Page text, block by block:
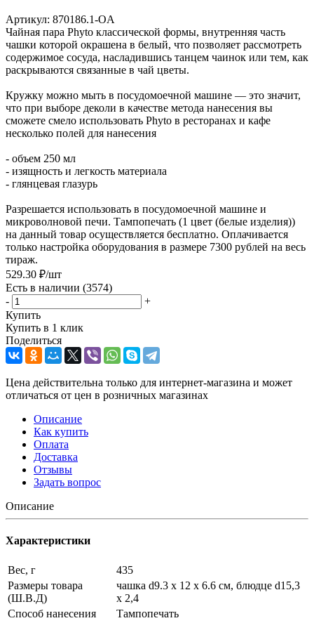
Артикул: 870186.1-OA
Чайная пара Phyto классической формы, внутренняя часть
чашки которой окрашена в белый, что позволяет рассмотреть
содержимое сосуда, насладившись танцем чаинок или тем, как
раскрываются связанные в чай цветы.
Кружку можно мыть в посудомоечной машине — это значит,
что при выборе деколи в качестве метода нанесения вы
сможете смело использовать Phyto в ресторанах и кафе
несколько полей для нанесения
- объем 250 мл
- изящность и легкость материала
- глянцевая глазурь
Разрешается использовать в посудомоечной машине и
микроволновой печи. Тампопечать (1 цвет (белые изделия))
на данный товар осуществляется бесплатно. Оплачивается
только настройка оборудования в размере 7300 рублей на весь
тираж.
529.30 ₽/шт
Есть в наличии (3574)
-
+
Купить
Купить в 1 клик
Поделиться
Цена действительна только для интернет-магазина и может
отличаться от цен в розничных магазинах
Описание
Как купить
Оплата
Доставка
Отзывы
Задать вопрос
Описание
Характеристики
Вес, г
435
Размеры товара
(Ш.В.Д)
чашка d9.3 х 12 х 6.6 см, блюдце d15,3
х 2,4
Способ нанесения
Тампопечать